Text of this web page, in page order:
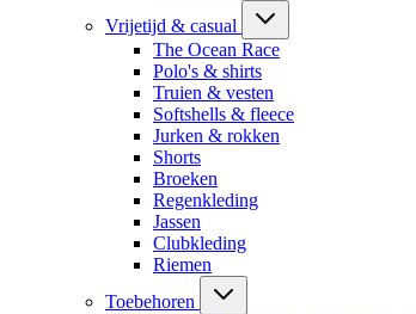
Vrijetijd & casual
The Ocean Race
Polo's & shirts
Truien & vesten
Softshells & fleece
Jurken & rokken
Shorts
Broeken
Regenkleding
Jassen
Clubkleding
Riemen
Toebehoren